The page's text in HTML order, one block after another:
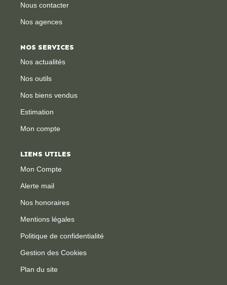
Nous contacter
Nos agences
NOS SERVICES
Nos actualités
Nos outils
Nos biens vendus
Estimation
Mon compte
LIENS UTILES
Mon Compte
Alerte mail
Nos honoraires
Mentions légales
Politique de confidentialité
Gestion des Cookies
Plan du site